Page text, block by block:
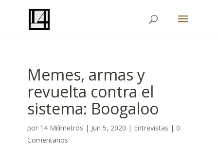
Memes, armas y
revuelta contra el
sistema: Boogaloo
por 14 Milímetros | Jun 5, 2020 | Entrevistas | 0
Comentarios